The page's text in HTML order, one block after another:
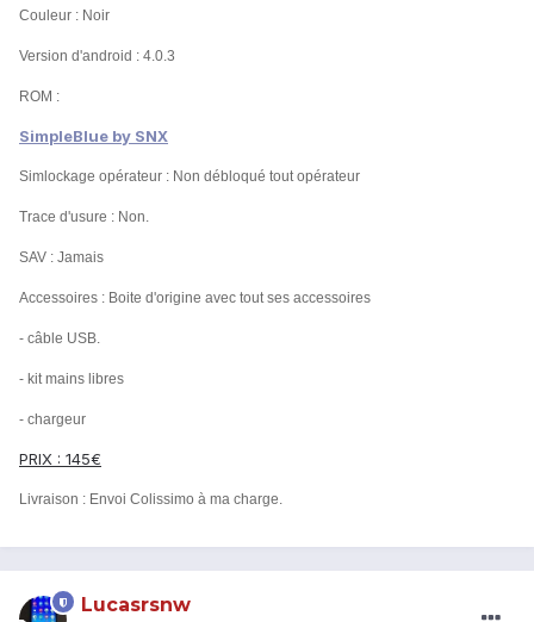
Couleur : Noir
Version d'android : 4.0.3
ROM :
SimpleBlue by SNX
Simlockage opérateur : Non débloqué tout opérateur
Trace d'usure : Non.
SAV : Jamais
Accessoires : Boite d'origine avec tout ses accessoires
- câble USB.
- kit mains libres
- chargeur
PRIX : 145€
Livraison : Envoi Colissimo à ma charge.
Lucasrsnw